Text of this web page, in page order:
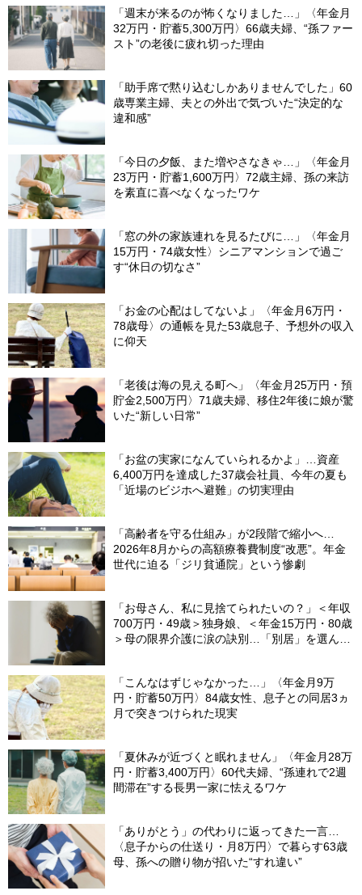
「週末が来るのが怖くなりました…」〈年金月
32万円・貯蓄5,300万円〉66歳夫婦、“孫ファー
スト”の老後に疲れ切った理由
「助手席で黙り込むしかありませんでした」60
歳専業主婦、夫との外出で気づいた“決定的な
違和感”
「今日の夕飯、また増やさなきゃ…」〈年金月
23万円・貯蓄1,600万円〉72歳主婦、孫の来訪
を素直に喜べなくなったワケ
「窓の外の家族連れを見るたびに…」〈年金月
15万円・74歳女性〉シニアマンションで過ご
す“休日の切なさ”
「お金の心配はしてないよ」〈年金月6万円・
78歳母〉の通帳を見た53歳息子、予想外の収入
に仰天
「老後は海の見える町へ」〈年金月25万円・預
貯金2,500万円〉71歳夫婦、移住2年後に娘が驚
いた“新しい日常”
「お盆の実家になんていられるかよ」…資産
6,400万円を達成した37歳会社員、今年の夏も
「近場のビジホへ避難」の切実理由
「高齢者を守る仕組み」が2段階で縮小へ…
2026年8月からの高額療養費制度“改悪”。年金
世代に迫る「ジリ貧通院」という惨劇
「お母さん、私に見捨てられたいの？」＜年収
700万円・49歳＞独身娘、＜年金15万円・80歳
＞母の限界介護に涙の訣別…「別居」を選んだ
「こんなはずじゃなかった…」〈年金月9万
円・貯蓄50万円〉84歳女性、息子との同居3ヵ
月で突きつけられた現実
「夏休みが近づくと眠れません」〈年金月28万
円・貯蓄3,400万円〉60代夫婦、“孫連れで2週
間滞在”する長男一家に怯えるワケ
「ありがとう」の代わりに返ってきた一言…
〈息子からの仕送り・月8万円〉で暮らす63歳
母、孫への贈り物が招いた“すれ違い”